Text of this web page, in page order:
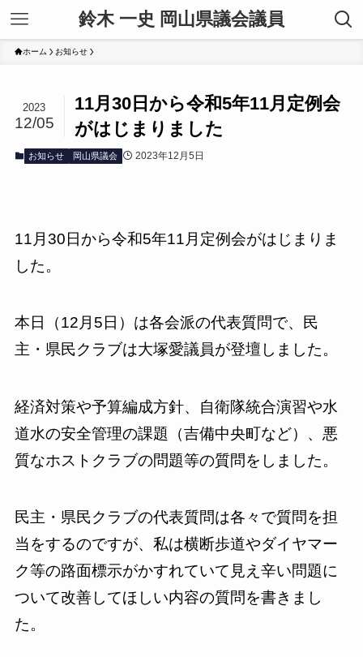
鈴木 一史 岡山県議会議員
ホーム お知らせ
11月30日から令和5年11月定例会
がはじまりました
2023
12/05
お知らせ 岡山県議会 2023年12月5日
11月30日から令和5年11月定例会がはじまりま
した。
本日（12月5日）は各会派の代表質問で、民
主・県民クラブは大塚愛議員が登壇しました。
経済対策や予算編成方針、自衛隊統合演習や水
道水の安全管理の課題（吉備中央町など）、悪
質なホストクラブの問題等の質問をしました。
民主・県民クラブの代表質問は各々で質問を担
当をするのですが、私は横断歩道やダイヤマー
ク等の路面標示がかすれていて見え辛い問題に
ついて改善してほしい内容の質問を書きまし
た。